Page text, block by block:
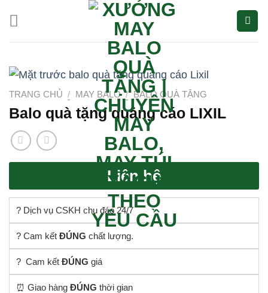
qua
nội
TRANG CHỦ / MAY BALO / BALO QUÀ TẶNG
Balo quà tặng quảng cáo LIXIL
Liên hệ
? Dịch vụ CSKH chu đáo 24/7
? Cam kết ĐÚNG chất lượng.
? Cam kết ĐÚNG giá
⏰ Giao hàng ĐÚNG thời gian